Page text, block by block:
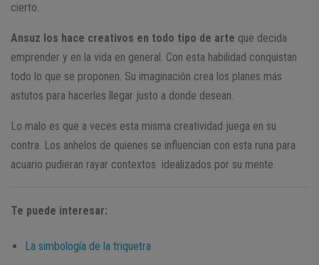
cierto.
Ansuz los hace creativos en todo tipo de arte que decida
emprender y en la vida en general. Con esta habilidad conquistan
todo lo que se proponen. Su imaginación crea los planes más
astutos para hacerles llegar justo a donde desean.
Lo malo es que a veces esta misma creatividad juega en su
contra. Los anhelos de quienes se influencian con esta runa para
acuario pudieran rayar contextos idealizados por su mente.
Te puede interesar:
La simbología de la triquetra